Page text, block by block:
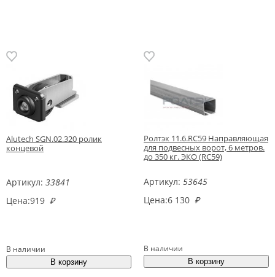
Alutech SGN.02.320 ролик
концевой
Артикул: 33841
Цена:919 ₽
В наличии
Ролтэк 11.6.RC59 Направляющая
для подвесных ворот, 6 метров.
до 350 кг. ЭКО (RC59)
Артикул: 53645
Цена:6 130 ₽
В наличии